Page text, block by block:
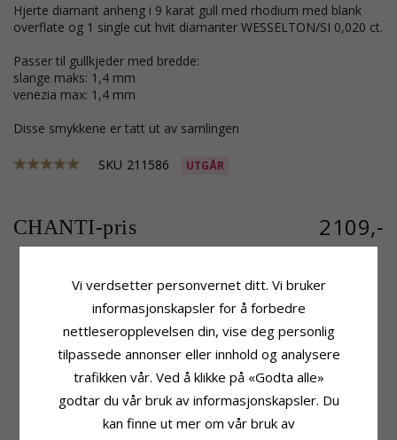
hjerte diamant anheng i 9 karat gull med rhodium med blank
overflate og 1 single cut hvit diamanter WESSELTON/SI 0,020 ct.
Passer til gullkjeder med bredde:
slange maks: 1,4 mm
venezia max: 1,4 mm
Disse smykkene er tatt ut av samlingen
SKU 211586 UTGÅR
CHANTI-pris 2109,-
Produktinformasjon
Hjerte
Anheng:Anheng
Edelmetall:Gull Med Rhodium
Blank
Stein
Antall: 1
Single Cut
Farge: Hvit
Stein: Diamant
Diamantfarge:Wesselton
Diamantklarhet:
Karat: 0,020
Vi verdsetter personvernet ditt. Vi bruker
informasjonskapsler for å forbedre
nettleseropplevelsen din, vise deg personlig
tilpassede annonser eller innhold og analysere
trafikken vår. Ved å klikke på «Godta alle»
godtar du vår bruk av informasjonskapsler. Du
kan finne ut mer om vår bruk av